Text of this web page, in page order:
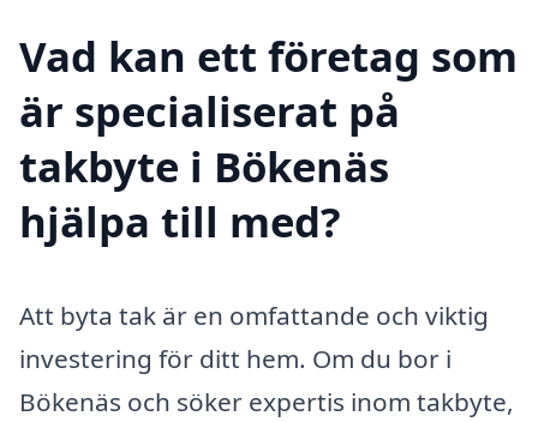
Vad kan ett företag som
är specialiserat på
takbyte i Bökenäs
hjälpa till med?
Att byta tak är en omfattande och viktig
investering för ditt hem. Om du bor i
Bökenäs och söker expertis inom takbyte,